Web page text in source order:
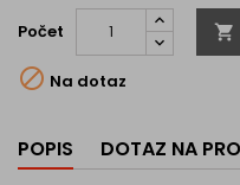
Počet 
 Na dotaz
POPIS DOTAZ NA